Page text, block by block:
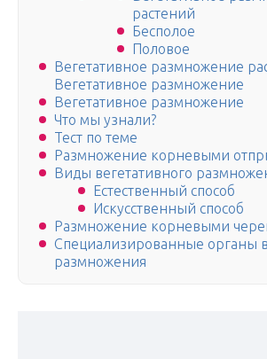
растений
Бесполое
Половое
Вегетативное размножение
Вегетативное размножение
Вегетативное размножение
Что мы узнали?
Тест по теме
Размножение корневыми
Виды вегетативного
Естественный способ
Искусственный способ
Размножение корневыми
Специализированные органы
размножения